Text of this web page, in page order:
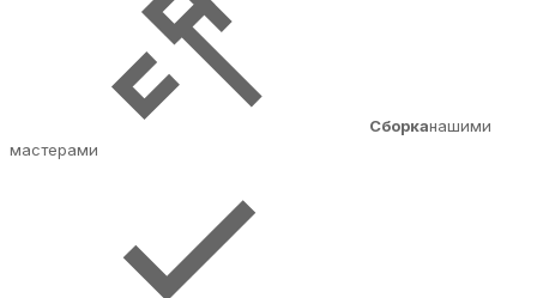
Сборканашими
мастерами